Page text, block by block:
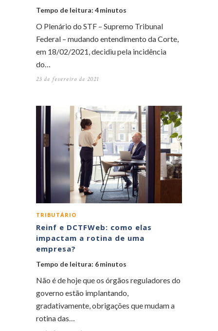
Tempo de leitura: 4minutos
O Plenário do STF – Supremo Tribunal
Federal – mudando entendimento da Corte,
em 18/02/2021, decidiu pela incidência
do…
23 de fevereiro de 2021
TRIBUTÁRIO
Reinf e DCTFWeb: como elas
impactam a rotina de uma
empresa?
Tempo de leitura: 6minutos
Não é de hoje que os órgãos reguladores do
governo estão implantando,
gradativamente, obrigações que mudam a
rotina das…